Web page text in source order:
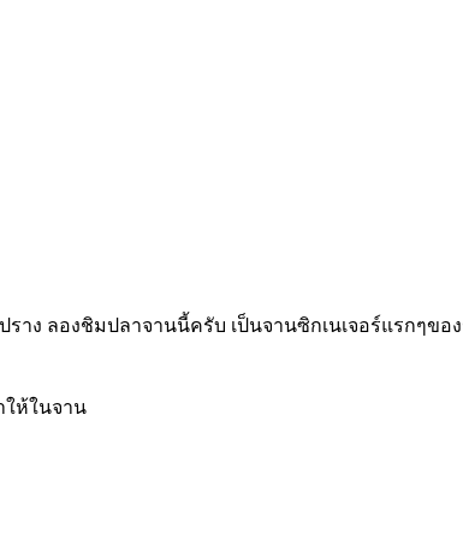
าง ลองชิมปลาจานนี้ครับ เป็นจานซิกเนเจอร์แรกๆของ
ให้ในจาน